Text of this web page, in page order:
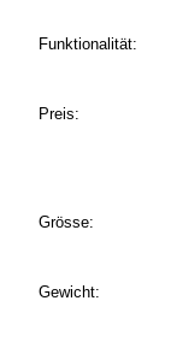
Funktionalität:
Preis:
Grösse:
Gewicht: